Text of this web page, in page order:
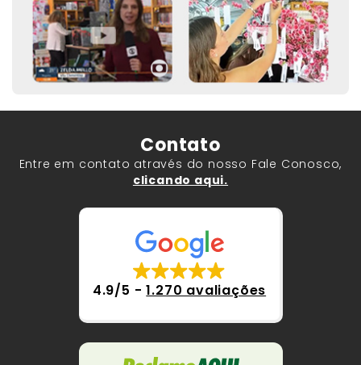
Contato
Entre em contato através do nosso Fale Conosco,
clicando aqui.
4.9/5 - 1.270 avaliações